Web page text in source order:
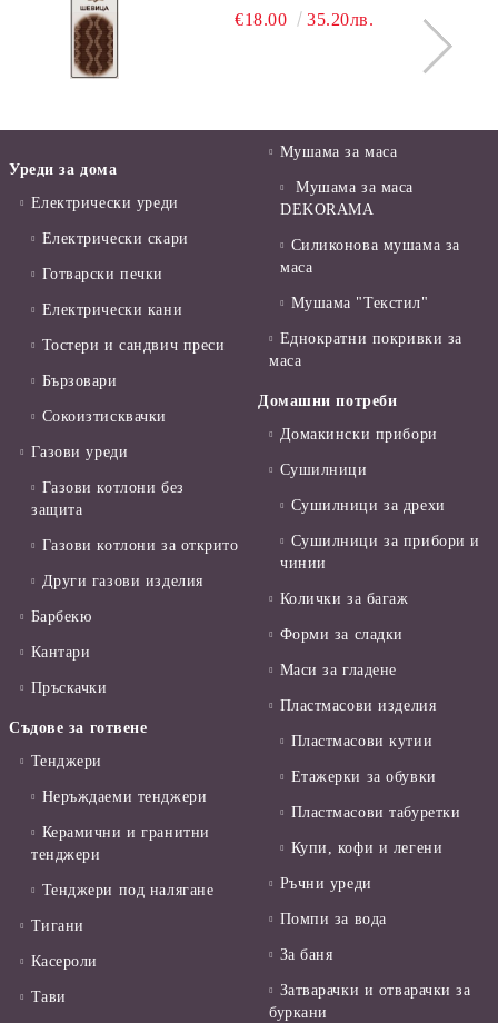
€18.00 35.20лв.
Уреди за дома
Електрически уреди
Електрически скари
Готварски печки
Електрически кани
Тостери и сандвич преси
Бързовари
Сокоизтисквачки
Газови уреди
Газови котлони без
защита
Газови котлони за открито
Други газови изделия
Барбекю
Кантари
Пръскачки
Съдове за готвене
Тенджери
Неръждаеми тенджери
Керамични и гранитни
тенджери
Тенджери под налягане
Тигани
Касероли
Тави
Мушама за маса
Мушама за маса
DEKORAMA
Силиконова мушама за
маса
Мушама "Текстил"
Еднократни покривки за
маса
Домашни потреби
Домакински прибори
Сушилници
Сушилници за дрехи
Сушилници за прибори и
чинии
Колички за багаж
Форми за сладки
Маси за гладене
Пластмасови изделия
Пластмасови кутии
Етажерки за обувки
Пластмасови табуретки
Купи, кофи и легени
Ръчни уреди
Помпи за вода
За баня
Затварачки и отварачки за
буркани